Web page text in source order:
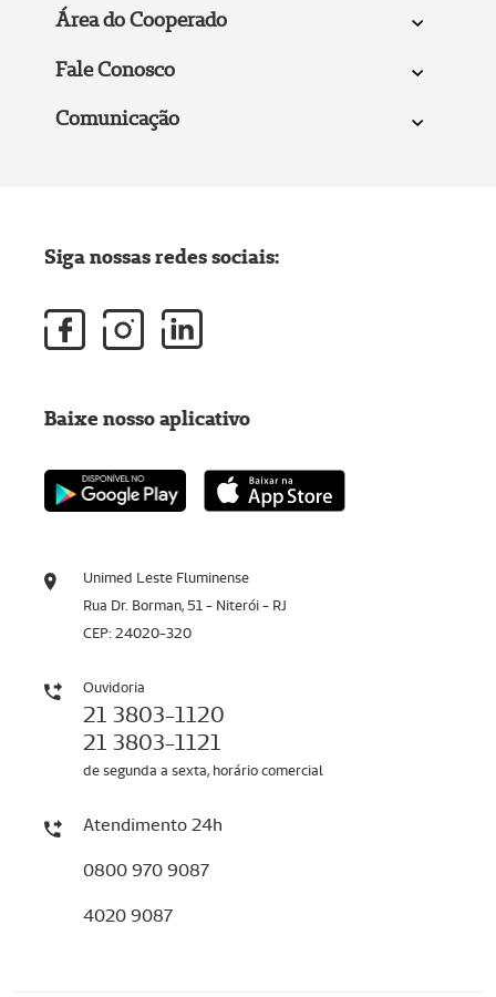
Área do Cooperado
Fale Conosco
Comunicação
Unimed Leste Fluminense
Rua Dr. Borman, 51 - Niterói - RJ
CEP: 24020-320
Ouvidoria
21 3803-1120
21 3803-1121
de segunda a sexta, horário comercial
Atendimento 24h
0800 970 9087
4020 9087
Siga nossas redes sociais:
Baixe nosso aplicativo